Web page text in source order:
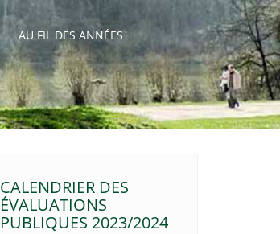
AU FIL DES ANNÉES
CALENDRIER DES
ÉVALUATIONS
PUBLIQUES 2023/2024